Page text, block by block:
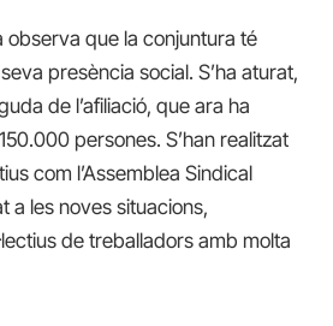
observa que la conjuntura té
presència social. S’ha aturat,
de l’afiliació, que ara ha
persones. S’han realitzat
com l’Assemblea Sindical
a les noves situacions,
de treballadors amb molta